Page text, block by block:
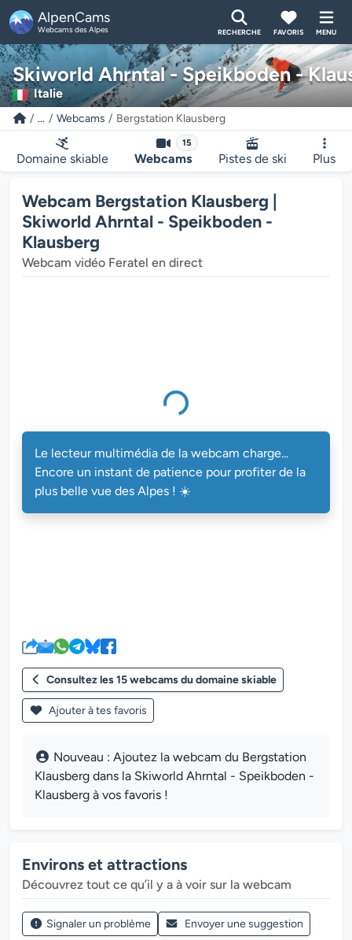
AlpenCams
Webcams des Alpes RECHERCHE FAVORIS MENU
Skiworld Ahrntal - Speikboden -
Italie
... Webcams Bergstation Klausberg
Domaine skiable
15
Webcams Pistes de ski Plus
Webcam Bergstation Klausberg |
Skiworld Ahrntal - Speikboden -
Klausberg
Webcam vidéo Feratel en direct
Le lecteur multimédia de la webcam charge...
Le lecteur multimédia de la webcam charge...
Encore un instant de patience pour profiter de la
plus belle vue des Alpes ! ☀️
Consultez les 15 webcams du domaine skiable
Ajouter à tes favoris
Nouveau : Ajoutez la webcam du Bergstation
Klausberg dans la Skiworld Ahrntal - Speikboden -
Klausberg à vos favoris !
Environs et attractions
Découvrez tout ce qu’il y a à voir sur la webcam
Signaler un problème Envoyer une suggestion